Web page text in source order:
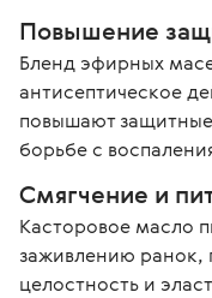
Повышение
Бленд эфирных
антисептическое
повышают
борьбе с
Смягчение и
Касторовое масло
заживлению ранок,
целостность и